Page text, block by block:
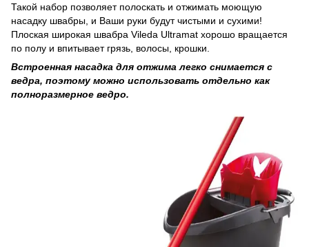
Такой набор позволяет полоскать и отжимать моющую
насадку швабры, и Ваши руки будут чистыми и сухими!
Плоская широкая швабра Vileda Ultramat хорошо вращается
по полу и впитывает грязь, волосы, крошки.
Встроенная насадка для отжима легко снимается с
ведра, поэтому можно использовать отдельно как
полноразмерное ведро.